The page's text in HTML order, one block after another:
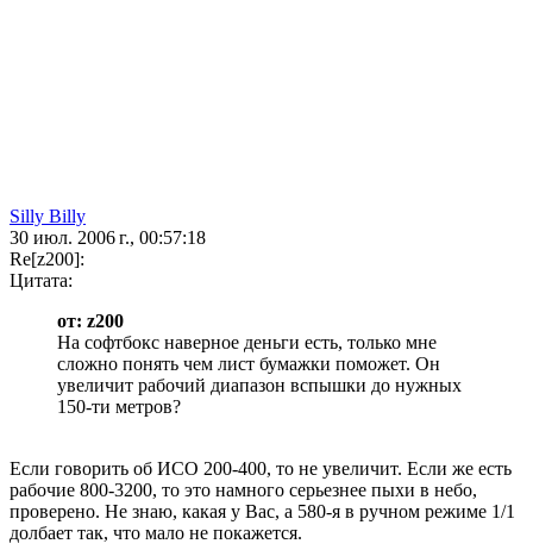
Silly Billy
30 июл. 2006 г., 00:57:18
Re[z200]:
Цитата:
от: z200
На софтбокс наверное деньги есть, только мне
сложно понять чем лист бумажки поможет. Он
увеличит рабочий диапазон вспышки до нужных
150-ти метров?
Если говорить об ИСО 200-400, то не увеличит. Если же есть
рабочие 800-3200, то это намного серьезнее пыхи в небо,
проверено. Не знаю, какая у Вас, а 580-я в ручном режиме 1/1
долбает так, что мало не покажется.